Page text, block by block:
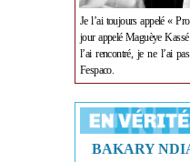
Je l’ai toujours appelé «
jour appelé Maguèye
l’ai rencontré, je ne l’ai
Fespaco.
BAKARY